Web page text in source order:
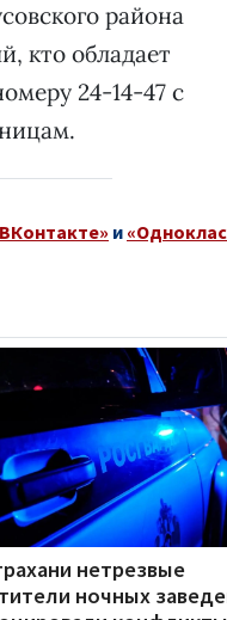
района
кто обладает
24-14-47 с
и
нетрезвые
ночных